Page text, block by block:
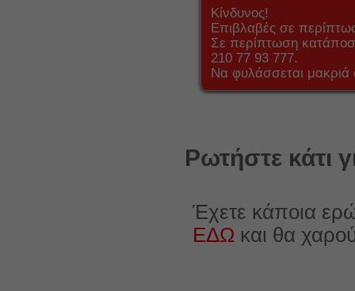
Κίνδυνος!
Επιβλαβές σε
Σε περίπτωση
210 77 93 777.
Να φυλάσσεται μακριά
Ρωτήστε κάτι
Έχετε κάποια
ΕΔΩ και θα